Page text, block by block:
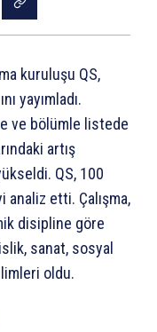
kuruluşu QS,
yayımladı.
ve bölümle listede
artış
QS, 100
analiz etti. Çalışma,
disipline göre
sanat, sosyal
oldu.